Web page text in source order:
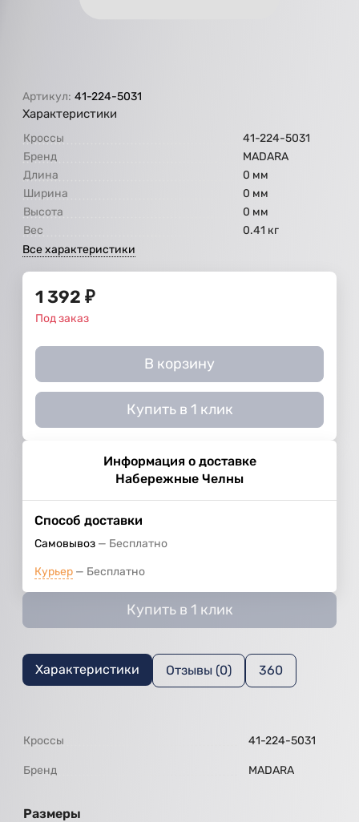
Артикул: 41-224-5031
Характеристики
Кроссы
41-224-5031
Бренд
МАDARA
Длина
0 мм
Ширина
0 мм
Высота
0 мм
Вес
0.41 кг
Все характеристики
1 392 ₽
Под заказ
В корзину
Купить в 1 клик
Информация о доставке
Набережные Челны
Способ доставки
Самовывоз Бесплатно
Курьер Бесплатно
Купить в 1 клик
Характеристики Отзывы (0) 360
Кроссы 41-224-5031
Бренд МАDARA
Размеры